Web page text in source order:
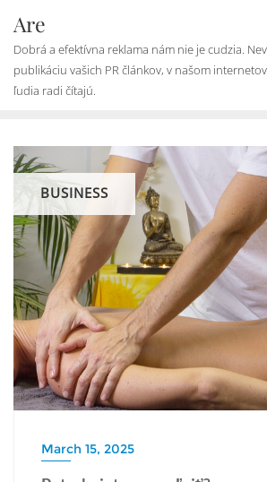
content
Are
Dobrá a efektívna reklama nám nie je cudzia.
publikáciu vašich PR článkov, v našom
ľudia radi čítajú.
BUSINESS
March 15, 2025